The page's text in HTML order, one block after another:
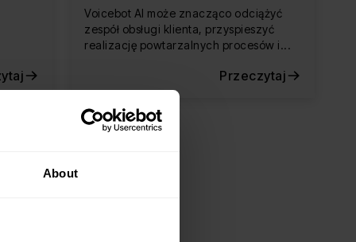
About
Voicebot AI może znacząco odciążyć
zespół obsługi klienta, przyspieszyć
realizację powtarzalnych procesów i...
Przeczytaj